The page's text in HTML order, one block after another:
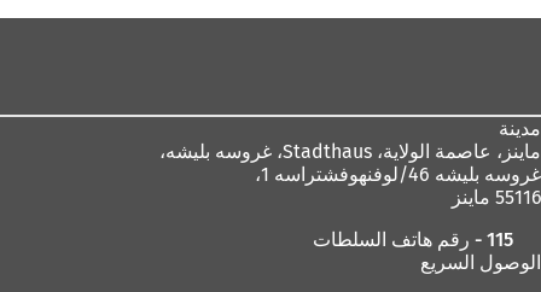
مدينة
ماينز، عاصمة الولاية،
غروسه بليشه 46/لوفنهوفشتراسه 1،
55116 ماينز
115 - رقم هاتف السلطات
الوصول السريع